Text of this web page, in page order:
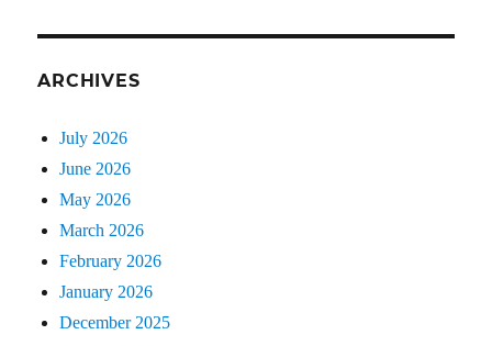
ARCHIVES
July 2026
June 2026
May 2026
March 2026
February 2026
January 2026
December 2025